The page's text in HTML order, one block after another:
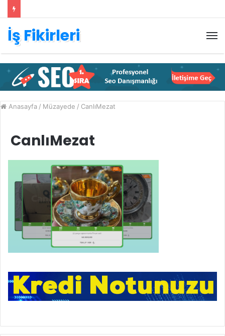
İş Fikirleri
Anasayfa / Müzayede / CanlıMezat
CanlıMezat